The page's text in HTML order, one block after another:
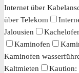
Internet über
über Telekom
Jalousien
Kaminofen
Kaminofen
Kaltmieten
Kaution: